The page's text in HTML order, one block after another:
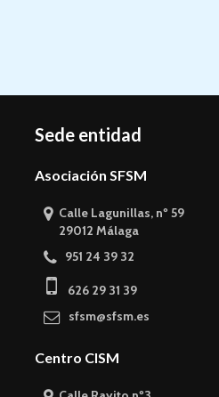
Sede entidad
Asociación SFSM
Calle Lagunillas, nº 59
29012 Málaga
951 24 39 32
626 29 31 39
sfsm@sfsm.es
Centro CISM